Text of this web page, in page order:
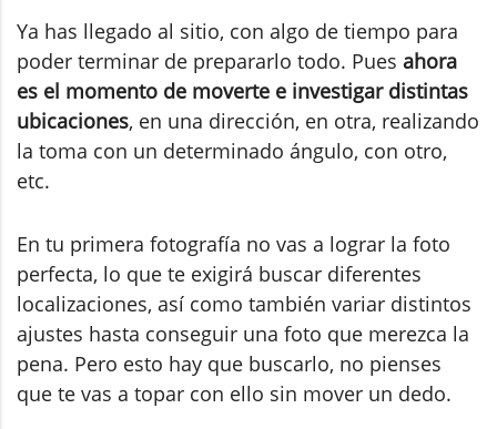
Ya has llegado al sitio, con algo de tiempo para
poder terminar de prepararlo todo. Pues ahora
es el momento de moverte e investigar distintas
ubicaciones, en una dirección, en otra, realizando
la toma con un determinado ángulo, con otro,
etc.
En tu primera fotografía no vas a lograr la foto
perfecta, lo que te exigirá buscar diferentes
localizaciones, así como también variar distintos
ajustes hasta conseguir una foto que merezca la
pena. Pero esto hay que buscarlo, no pienses
que te vas a topar con ello sin mover un dedo.